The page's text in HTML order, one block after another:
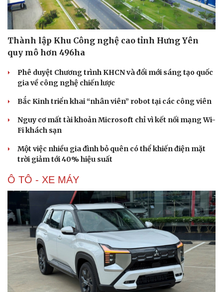
Cây thuốc
Sản phụ khoa
Nhi khoa
Nam khoa
Làm đẹp - giảm cân
Phòng mạch online
Ăn sạch sống khỏe
Blog
Tình yêu - Gia đình
Thành lập Khu Công nghệ cao tỉnh Hưng Yên
quy mô hơn 496ha
Phê duyệt Chương trình KHCN và đổi mới sáng tạo quốc
gia về công nghệ chiến lược
Bắc Kinh triển khai “nhân viên” robot tại các công viên
Nguy cơ mất tài khoản Microsoft chỉ vì kết nối mạng Wi-
Fi khách sạn
Một việc nhiều gia đình bỏ quên có thể khiến điện mặt
trời giảm tới 40% hiệu suất
Ô TÔ - XE MÁY